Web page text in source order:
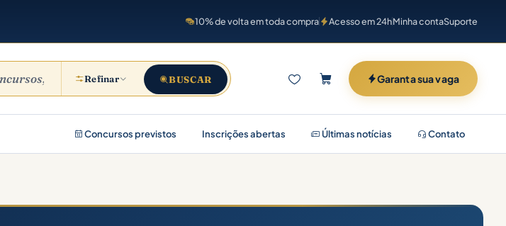
10% de volta em toda compra Acesso em 24hMinha contaSuporte
Refinar BUSCAR Garanta sua vaga
Concursos previstos Inscrições abertas Últimas notícias Contato